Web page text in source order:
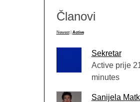
Članovi
Newest Active
Sekretar
Active prije
minutes
Sanijela